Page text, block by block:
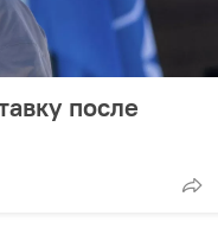
после